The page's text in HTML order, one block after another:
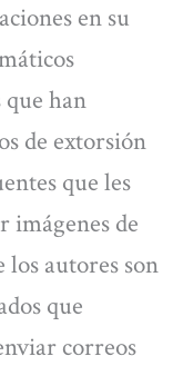
en su
que han
de extorsión
que les
de
autores son
que
correos